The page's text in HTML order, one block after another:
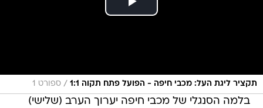
תקציר ליגת העל: מכבי חיפה - הפועל פתח תקוה 1:1 / ספורט 1
בלמה הסנגלי של מכבי חיפה יערוך הערב (שלישי)